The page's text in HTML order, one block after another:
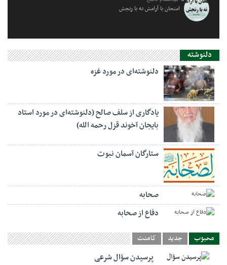
امتحان با آرامش نه با رنجش
دلنوشته
دلنوشته‌ای در مورد غزه
یادگاری از سلف صالح (دلنوشته‌ای در مورد استاد
بایجان آخوند قزل رحمه الله)
ستارگان آسمان نبوت
صحابه
دفاع از صحابه
محبوب جدید کامنت
پرسیدن سؤال شرعی